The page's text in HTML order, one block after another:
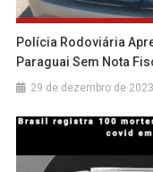
Polícia Rodoviária
Paraguai Sem Nota
29 de dezembro de 2023